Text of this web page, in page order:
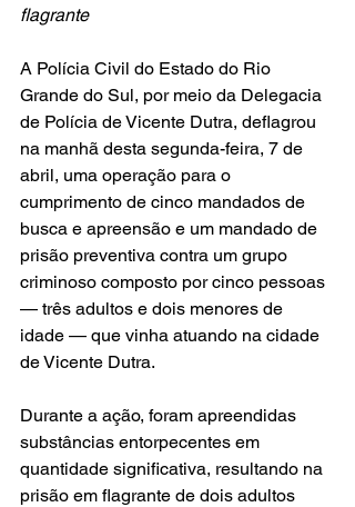
flagrante
A Polícia Civil do Estado do Rio
Grande do Sul, por meio da Delegacia
de Polícia de Vicente Dutra, deflagrou
na manhã desta segunda-feira, 7 de
abril, uma operação para o
cumprimento de cinco mandados de
busca e apreensão e um mandado de
prisão preventiva contra um grupo
criminoso composto por cinco pessoas
— três adultos e dois menores de
idade — que vinha atuando na cidade
de Vicente Dutra.
Durante a ação, foram apreendidas
substâncias entorpecentes em
quantidade significativa, resultando na
prisão em flagrante de dois adultos